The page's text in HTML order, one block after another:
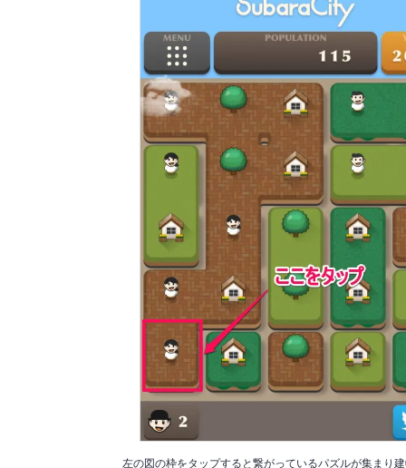
左の図の枠をタップすると繋がっているパズルが集まり